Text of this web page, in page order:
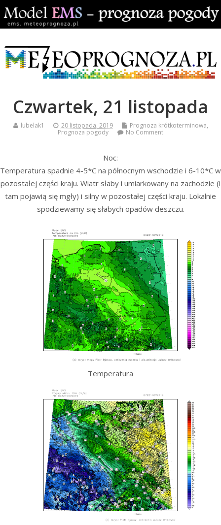
Czwartek, 21 listopada
lubelak1 20 listopada, 2019 Prognoza krótkoterminowa,
Prognoza pogody
No Comment
Noc:
Temperatura spadnie 4-5*C na północnym wschodzie i 6-10*C w
pozostałej części kraju. Wiatr słaby i umiarkowany na zachodzie (i
tam pojawią się mgły) i silny w pozostałej części kraju. Lokalnie
spodziewamy się słabych opadów deszczu.
Temperatura